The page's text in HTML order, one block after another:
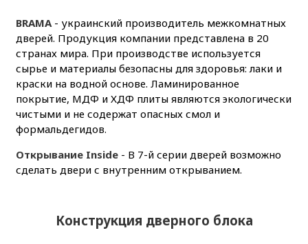
BRAMA- украинский производитель межкомнатных
дверей. Продукция компании представлена в 20
странах мира. При производстве используется
сырье и материалы безопасны для здоровья: лаки и
краски на водной основе. Ламинированное
покрытие, МДФ и ХДФ плиты являются экологически
чистыми и не содержат опасных смол и
формальдегидов.
Открывание Inside- В 7-й серии дверей возможно
сделать двери с внутренним открыванием.
Конструкция дверного блока